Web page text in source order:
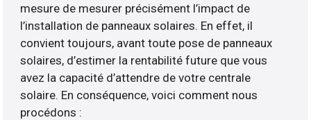
mesure de mesurer précisément l’impact de
l’installation de panneaux solaires. En effet, il
convient toujours, avant toute pose de panneaux
solaires, d’estimer la rentabilité future que vous
avez la capacité d’attendre de votre centrale
solaire. En conséquence, voici comment nous
procédons :